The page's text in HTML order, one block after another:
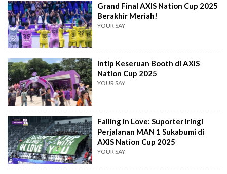
Grand Final AXIS Nation Cup 2025
Berakhir Meriah!
YOUR SAY
Intip Keseruan Booth di AXIS
Nation Cup 2025
YOUR SAY
Falling in Love: Suporter Iringi
Perjalanan MAN 1 Sukabumi di
AXIS Nation Cup 2025
YOUR SAY